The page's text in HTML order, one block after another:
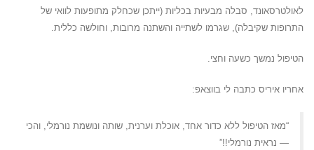
לאולטרסאונד, סבלה מבעיות בכליות (ייתכן שכחלק מתופעות לוואי של
התרופות שקיבלה), שגרמו לשתייה והשתנה מרובות, וחולשה כללית.
הטיפול נמשך כשעה וחצי.
אחריו איריס כתבה לי בווצאפ:
“מאז הטיפול ללא כדור אחד, אוכלת וערנית, שותה ונושמת נורמלי, והכי
— נראית נורמלי!!”